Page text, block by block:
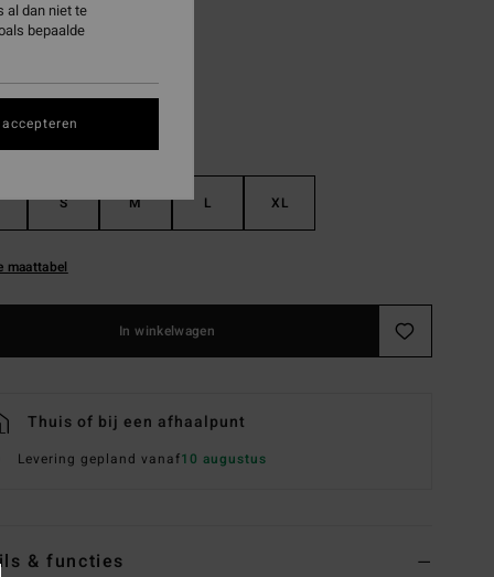
S M L XL
maattabel
In winkelwagen
Thuis of bij een afhaalpunt
Levering gepland vanaf10 augustus
& functies
al dan niet te
bepaalde